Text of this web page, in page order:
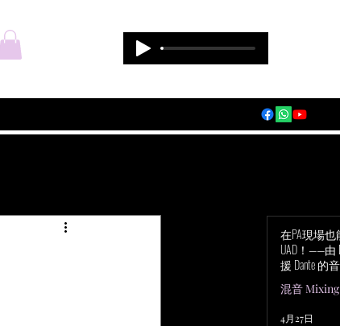
在PA現場
UAD！——由
援 Dante 的
Audio Apollo
混音 Mixing
4月27日